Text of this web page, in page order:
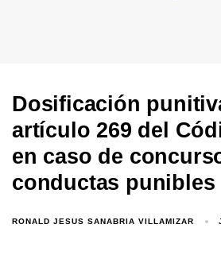
Dosificación
artículo 269 del
en caso de
conductas punibles
RONALD JESUS SANABRIA VILLAMIZAR